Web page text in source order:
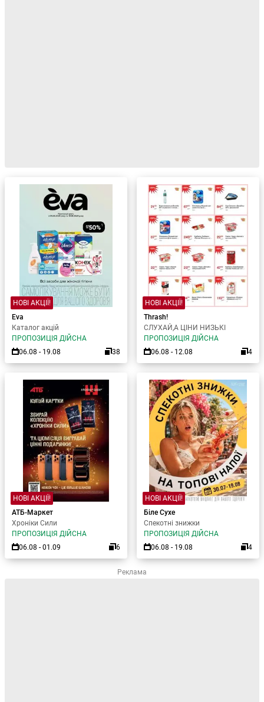
НОВІ АКЦІЇ!
Eva
Каталог акцій
ПРОПОЗИЦІЯ ДІЙСНА
06.08 - 19.08
38
НОВІ АКЦІЇ!
Thrash!
СЛУХАЙ,А ЦІНИ НИЗЬКІ
ПРОПОЗИЦІЯ ДІЙСНА
06.08 - 12.08
4
НОВІ АКЦІЇ!
АТБ-Маркет
Хроніки Сили
ПРОПОЗИЦІЯ ДІЙСНА
06.08 - 01.09
6
НОВІ АКЦІЇ!
Біле Сухе
Спекотні знижки
ПРОПОЗИЦІЯ ДІЙСНА
06.08 - 19.08
4
Реклама